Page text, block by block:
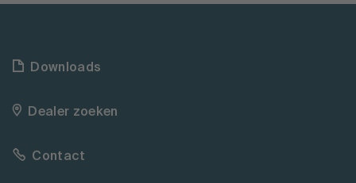
Downloads
Dealer zoeken
Contact